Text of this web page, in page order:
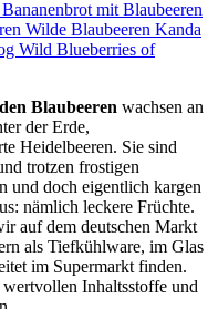
Blaubeeren wachsen an
der Erde,
Heidelbeeren. Sie sind
trotzen frostigen
und doch eigentlich kargen
nämlich leckere Früchte.
auf dem deutschen Markt
als Tiefkühlware, im Glas
im Supermarkt finden.
Inhaltsstoffe und